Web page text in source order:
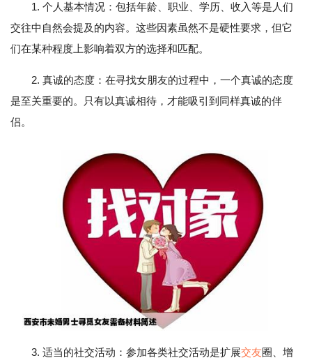
1. 个人基本情况：包括年龄、职业、学历、收入等是人们
交往中自然会提及的内容。这些因素虽然不是硬性要求，但它
们在某种程度上影响着双方的选择和匹配。
2. 真诚的态度：在寻找女朋友的过程中，一个真诚的态度
是至关重要的。只有以真诚相待，才能吸引到同样真诚的伴
侣。
3. 适当的社交活动：参加各类社交活动是扩展交友圈、增